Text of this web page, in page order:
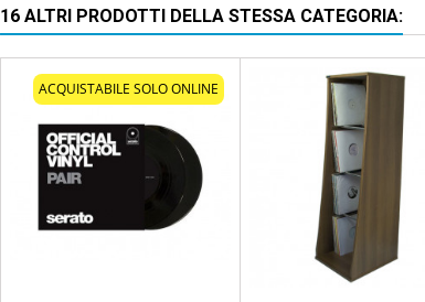
16 ALTRI PRODOTTI DELLA STESSA CATEGORIA:
ACQUISTABILE SOLO ONLINE Prezzo scontato